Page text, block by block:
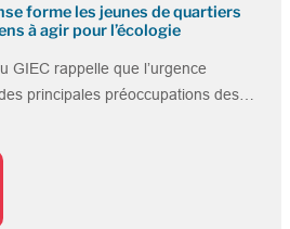
forme les jeunes de quartiers
à agir pour l’écologie
GIEC rappelle que l’urgence
principales préoccupations des…